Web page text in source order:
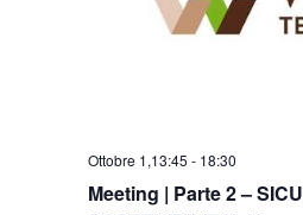
Meeting | Parte 2 –
Ottobre 1,13:45 - 18:30